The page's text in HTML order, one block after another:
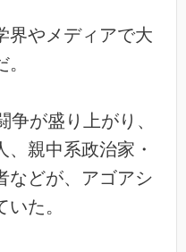
界やメディアで大
争が盛り上がり、
親中系政治家・
などが、アゴアシ
た。